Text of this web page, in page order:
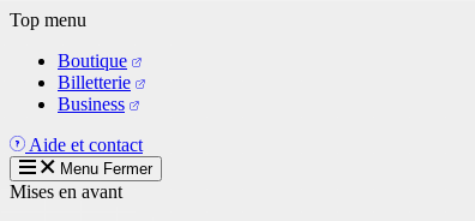
Aller
contenu
principal
Top menu
Boutique
Billetterie
Business
Aide et contact
Menu Fermer
Mises en avant